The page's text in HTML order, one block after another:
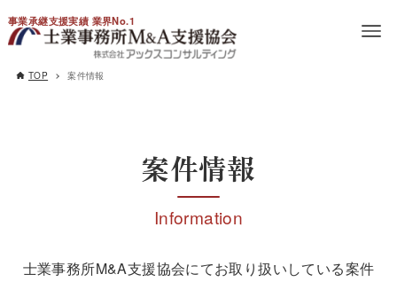
事業承継支援実績 業界No.1
TOP 案件情報
案件情報
Information
士業事務所M&A支援協会にてお取り扱いしている案件